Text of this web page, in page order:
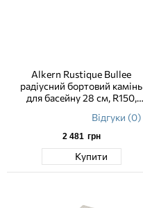
Alkern Rustique Bullee
радіусний бортовий камінь
для басейну 28 см, R150,
Відгуки (0)
2 481 грн
Купити